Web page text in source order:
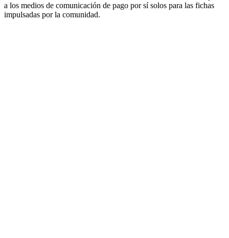
a los medios de comunicación de pago por sí solos para las fichas
impulsadas por la comunidad.